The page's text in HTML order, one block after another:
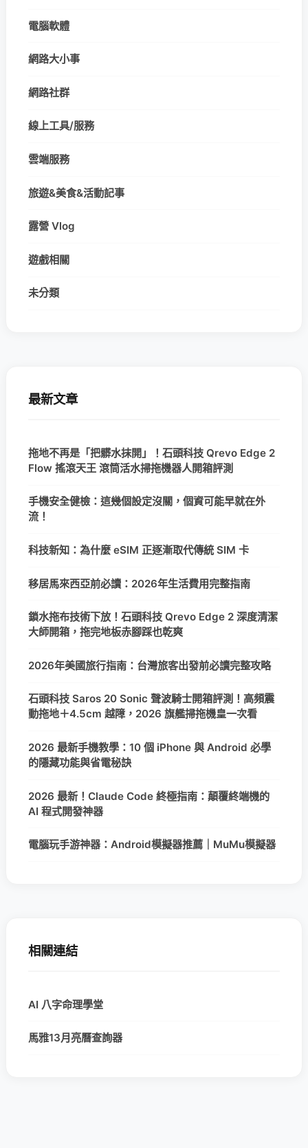
電腦軟體
網路大小事
網路社群
線上工具/服務
雲端服務
旅遊&美食&活動記事
露營 Vlog
遊戲相關
未分類
最新文章
拖地不再是「把髒水抹開」！石頭科技 Qrevo Edge 2
Flow 搖滾天王 滾筒活水掃拖機器人開箱評測
手機安全健檢：這幾個設定沒關，個資可能早就在外
流！
科技新知：為什麼 eSIM 正逐漸取代傳統 SIM 卡
移居馬來西亞前必讀：2026年生活費用完整指南
鎖水拖布技術下放！石頭科技 Qrevo Edge 2 深度清潔
大師開箱，拖完地板赤腳踩也乾爽
2026年美國旅行指南：台灣旅客出發前必讀完整攻略
石頭科技 Saros 20 Sonic 聲波騎士開箱評測！高頻震
動拖地＋4.5cm 越障，2026 旗艦掃拖機皇一次看
2026 最新手機教學：10 個 iPhone 與 Android 必學
的隱藏功能與省電秘訣
2026 最新！Claude Code 終極指南：顛覆終端機的
AI 程式開發神器
電腦玩手游神器：Android模擬器推薦｜MuMu模擬器
相關連結
AI 八字命理學堂
馬雅13月亮曆查詢器